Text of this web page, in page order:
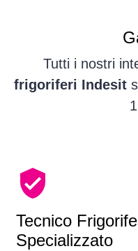
Tutti i nostri
frigoriferi Indesit
Tecnico
Specializzato